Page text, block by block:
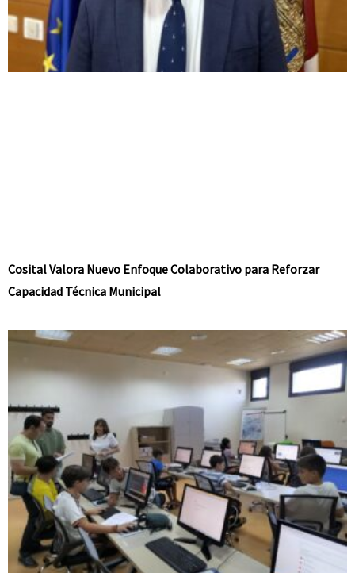
Cosital Valora Nuevo Enfoque Colaborativo para Reforzar
Capacidad Técnica Municipal